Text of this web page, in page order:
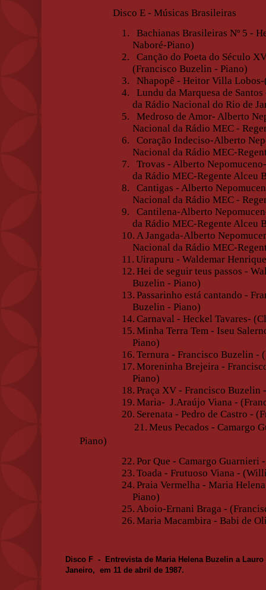
Disco E - Músicas Brasileiras
1.
Bachianas Brasileiras Nº 5 -
Naboré-Piano)
2.
Canção do Poeta do Século
(Francisco Buzelin - Piano)
3.
Nhapopê - Heitor Villa
4.
Lundu da Marquesa de
da Rádio Nacional do Rio de
5.
Medroso de Amor- Alberto
Nacional da Rádio MEC -
6.
Coração Indeciso-Alberto
Nacional da Rádio MEC-
7.
Trovas - Alberto
da Rádio MEC-Regente Alceu
8.
Cantigas - Alberto
Nacional da Rádio MEC -
9.
Cantilena-Alberto
da Rádio MEC-Regente Alceu
10. A Jangada-Alberto
Nacional da Rádio MEC-
11. Uirapuru - Waldemar
12. Hei de seguir teus passos -
Buzelin - Piano)
13. Passarinho está cantando -
Buzelin - Piano)
14. Carnaval - Heckel Tavares-
15. Minha Terra Tem - Iseu
Piano)
16. Ternura - Francisco Buzelin -
17. Moreninha Brejeira -
Piano)
18. Praça XV - Francisco Buzelin
19. Maria- J.Araújo Viana -
20. Serenata - Pedro de Castro -
21. Meus Pecados - Camargo
Piano)
22. Por Que - Camargo Guarnieri
23. Toada - Frutuoso Viana -
24. Praia Vermelha - Maria
Piano)
25. Aboio-Ernani Braga -
26. Maria Macambira - Babi de
Disco F -
Entrevista de Maria Helena Buzelin a
Janeiro, em 11 de abril de 1987.